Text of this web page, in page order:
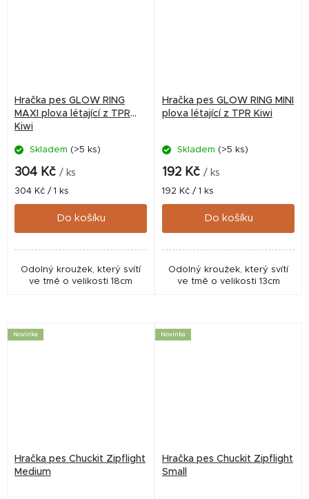
Hračka pes GLOW RING
MAXI plov.a létající z TPR
Kiwi
Skladem (>5 ks)
304 Kč / ks
Měrná
cena:
304 Kč / 1 ks
Do košíku
Odolný kroužek, který svítí
ve tmě o velikosti 18cm
Hračka pes GLOW RING MINI
plov.a létající z TPR Kiwi
Skladem (>5 ks)
192 Kč / ks
Měrná
cena:
192 Kč / 1 ks
Do košíku
Odolný kroužek, který svítí
ve tmě o velikosti 13cm
Novinka
Hračka pes Chuckit Zipflight
Medium
Novinka
Hračka pes Chuckit Zipflight
Small